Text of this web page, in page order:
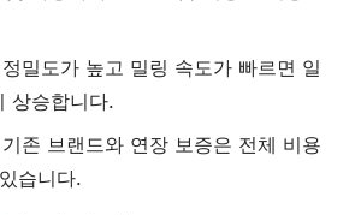
밀도가 높고 밀링 속도가 빠르면 일
상승합니다.
존 브랜드와 연장 보증은 전체 비용
습니다.